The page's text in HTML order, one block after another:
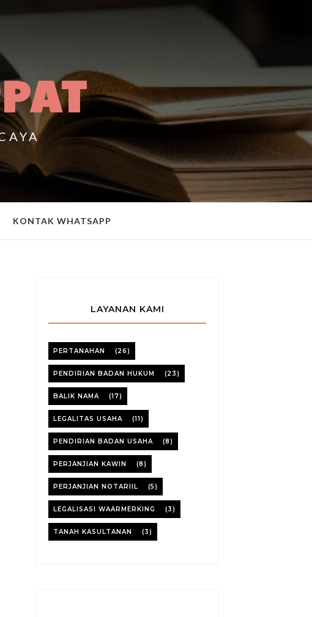
KONTAK WHATSAPP
LAYANAN KAMI
PERTANAHAN (26)
PENDIRIAN BADAN HUKUM (23)
BALIK NAMA (17)
LEGALITAS USAHA (11)
PENDIRIAN BADAN USAHA (8)
PERJANJIAN KAWIN (8)
PERJANJIAN NOTARIIL (5)
LEGALISASI WAARMERKING (3)
TANAH KASULTANAN (3)